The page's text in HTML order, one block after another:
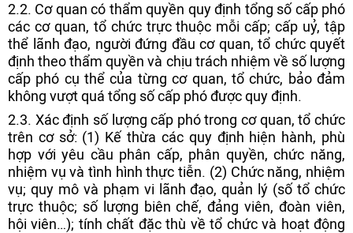
2.2. Cơ quan có thẩm quyền quy định tổng số cấp phó
các cơ quan, tổ chức trực thuộc mỗi cấp; cấp uỷ, tập
thể lãnh đạo, người đứng đầu cơ quan, tổ chức quyết
định theo thẩm quyền và chịu trách nhiệm về số lượng
cấp phó cụ thể của từng cơ quan, tổ chức, bảo đảm
không vượt quá tổng số cấp phó được quy định.
2.3. Xác định số lượng cấp phó trong cơ quan, tổ chức
trên cơ sở: (1) Kế thừa các quy định hiện hành, phù
hợp với yêu cầu phân cấp, phân quyền, chức năng,
nhiệm vụ và tình hình thực tiễn. (2) Chức năng, nhiệm
vụ; quy mô và phạm vi lãnh đạo, quản lý (số tổ chức
trực thuộc; số lượng biên chế, đảng viên, đoàn viên,
hội viên…); tính chất đặc thù về tổ chức và hoạt động